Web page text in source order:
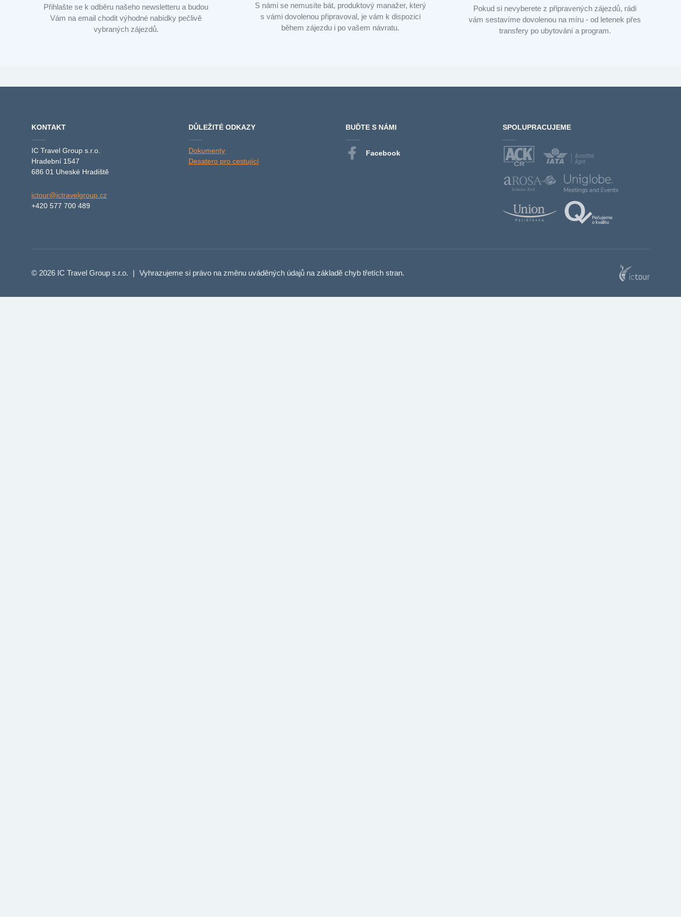
Přihlašte se k odběru našeho newsletteru a budou
Vám na email chodit výhodné nabídky pečlivě
vybraných zájezdů.
S námi se nemusíte bát, produktový manažer, který
s vámi dovolenou připravoval, je vám k dispozici
během zájezdu i po vašem návratu.
Pokud si nevyberete z připravených zájezdů, rádi
vám sestavíme dovolenou na míru - od letenek přes
transfery po ubytování a program.
KONTAKT
IC Travel Group s.r.o.
Hradební 1547
686 01 Uheské Hradiště
ictour@ictravelgroup.cz
+420 577 700 489
DŮLEŽITÉ ODKAZY
Dokumenty
Desatero pro cestující
BUĎTE S NÁMI
Facebook
SPOLUPRACUJEME
© 2026 IC Travel Group s.r.o. | Vyhrazujeme si právo na změnu uváděných údajů na základě chyb třetích stran.